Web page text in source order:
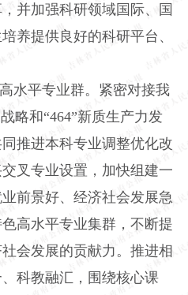
并加强科研领域国际、国
养提供良好的科研平台、
平专业群。紧密对接我
略和“464”新质生产力发
推进本科专业调整优化改
叉专业设置，加快组建一
前景好、经济社会发展急
高水平专业集群，不断提
会发展的贡献力。推进相
科教融汇，围绕核心课